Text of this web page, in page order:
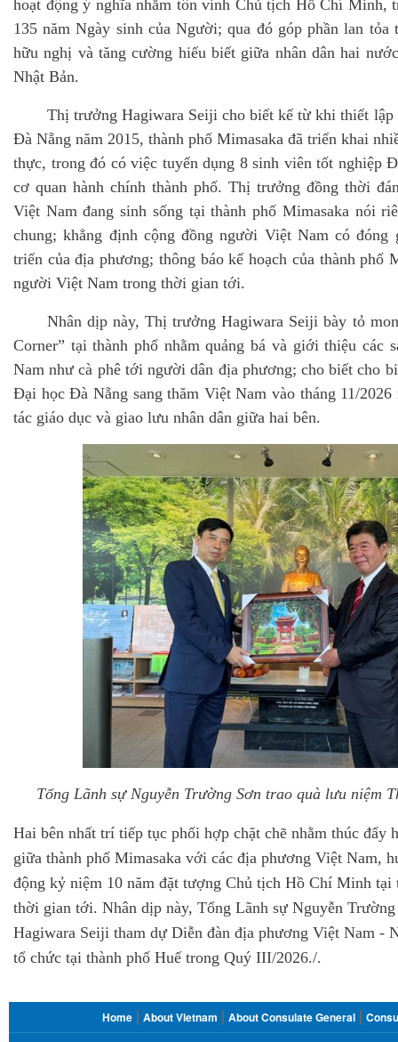
hoạt động ý nghĩa nhằm tôn vinh Chủ tịch Hồ Chí Minh,
135 năm Ngày sinh của Người; qua đó góp phần lan
hữu nghị và tăng cường hiểu biết giữa nhân dân hai
Nhật Bản.
Thị trưởng Hagiwara Seiji cho biết kể từ khi thiết
Đà Nẵng năm 2015, thành phố Mimasaka đã triển khai
thực, trong đó có việc tuyển dụng 8 sinh viên tốt nghiệp
cơ quan hành chính thành phố. Thị trưởng đồng thời
Việt Nam đang sinh sống tại thành phố Mimasaka nói
chung; khẳng định cộng đồng người Việt Nam có đóng
triển của địa phương; thông báo kế hoạch của thành phố
người Việt Nam trong thời gian tới.
Nhân dịp này, Thị trưởng Hagiwara Seiji bày tỏ
Corner” tại thành phố nhằm quảng bá và giới thiệu các
Nam như cà phê tới người dân địa phương; cho biết cho
Đại học Đà Nẵng sang thăm Việt Nam vào tháng 11/
tác giáo dục và giao lưu nhân dân giữa hai bên.
Tổng Lãnh sự Nguyễn Trường Sơn trao quà lưu niệm
Hai bên nhất trí tiếp tục phối hợp chặt chẽ nhằm thúc đẩy
giữa thành phố Mimasaka với các địa phương Việt Nam,
động kỷ niệm 10 năm đặt tượng Chủ tịch Hồ Chí Minh tại
thời gian tới. Nhân dịp này, Tổng Lãnh sự Nguyễn
Hagiwara Seiji tham dự Diễn đàn địa phương Việt Nam -
tổ chức tại thành phố Huế trong Quý III/2026./.
FOOTER
MENU
Home About Vietnam About Consulate General